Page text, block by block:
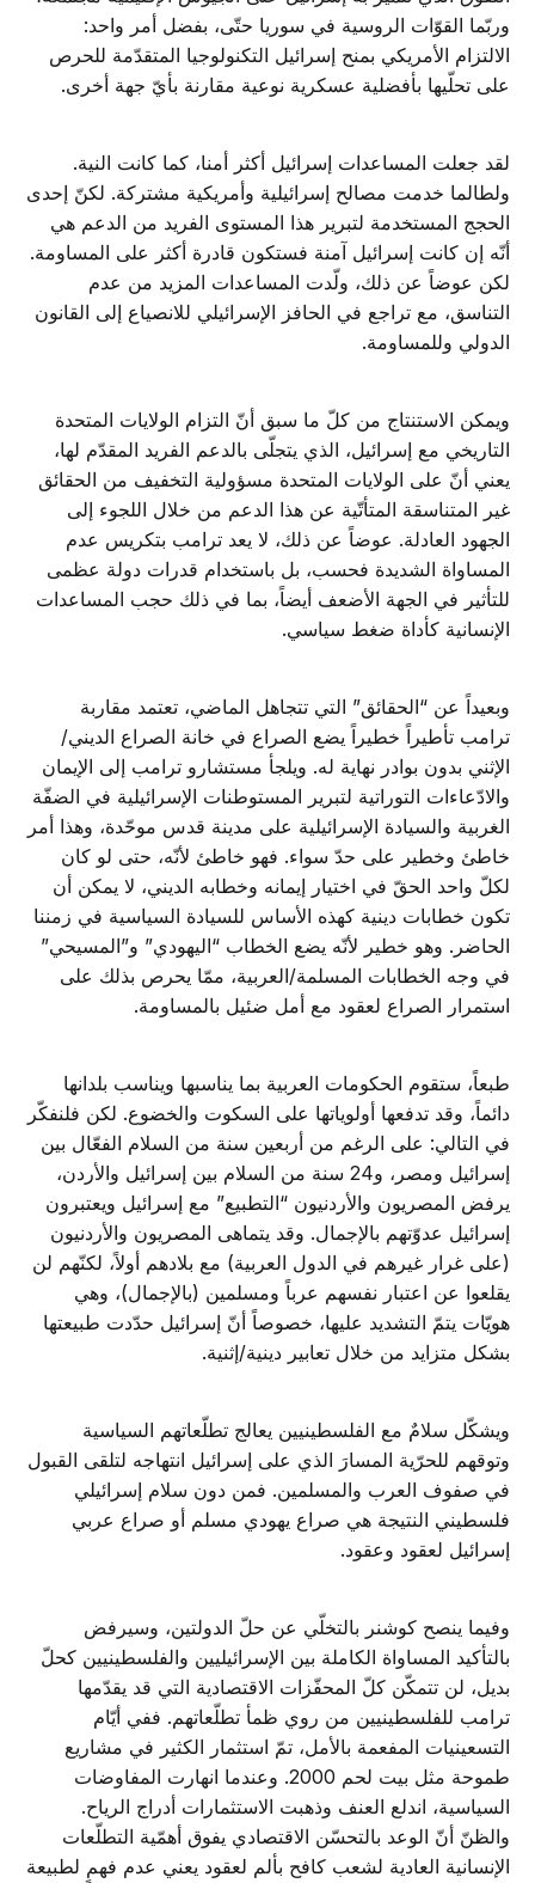
وربّما القوّات الروسية في سوريا حتّى، بفضل أمر واحد:
الالتزام الأمريكي بمنح إسرائيل التكنولوجيا المتقدّمة للحرص
على تحلّيها بأفضلية عسكرية نوعية مقارنة بأيّ جهة أخرى.
لقد جعلت المساعدات إسرائيل أكثر أمنا، كما كانت النية.
ولطالما خدمت مصالح إسرائيلية وأمريكية مشتركة. لكنّ إحدى
الحجج المستخدمة لتبرير هذا المستوى الفريد من الدعم هي
أنّه إن كانت إسرائيل آمنة فستكون قادرة أكثر على المساومة.
لكن عوضاً عن ذلك، ولّدت المساعدات المزيد من عدم
التناسق، مع تراجع في الحافز الإسرائيلي للانصياع إلى القانون
الدولي وللمساومة.
ويمكن الاستنتاج من كلّ ما سبق أنّ التزام الولايات المتحدة
التاريخي مع إسرائيل، الذي يتجلّى بالدعم الفريد المقدّم لها،
يعني أنّ على الولايات المتحدة مسؤولية التخفيف من الحقائق
غير المتناسقة المتأتّية عن هذا الدعم من خلال اللجوء إلى
الجهود العادلة. عوضاً عن ذلك، لا يعد ترامب بتكريس عدم
المساواة الشديدة فحسب، بل باستخدام قدرات دولة عظمى
للتأثير في الجهة الأضعف أيضاً، بما في ذلك حجب المساعدات
الإنسانية كأداة ضغط سياسي.
وبعيداً عن “الحقائق” التي تتجاهل الماضي، تعتمد مقاربة
ترامب تأطيراً خطيراً يضع الصراع في خانة الصراع الديني/
الإثني بدون بوادر نهاية له. ويلجأ مستشارو ترامب إلى الإيمان
والادّعاءات التوراتية لتبرير المستوطنات الإسرائيلية في الضفّة
الغربية والسيادة الإسرائيلية على مدينة قدس موحّدة، وهذا أمر
خاطئ وخطير على حدّ سواء. فهو خاطئ لأنّه، حتى لو كان
لكلّ واحد الحقّ في اختيار إيمانه وخطابه الديني، لا يمكن أن
تكون خطابات دينية كهذه الأساس للسيادة السياسية في زمننا
الحاضر. وهو خطير لأنّه يضع الخطاب “اليهودي” و”المسيحي”
في وجه الخطابات المسلمة/العربية، ممّا يحرص بذلك على
استمرار الصراع لعقود مع أمل ضئيل بالمساومة.
طبعاً، ستقوم الحكومات العربية بما يناسبها ويناسب بلدانها
دائماً، وقد تدفعها أولوياتها على السكوت والخضوع. لكن فلنفكّر
في التالي: على الرغم من أربعين سنة من السلام الفعّال بين
إسرائيل ومصر، و24 سنة من السلام بين إسرائيل والأردن،
يرفض المصريون والأردنيون “التطبيع” مع إسرائيل ويعتبرون
إسرائيل عدوّتهم بالإجمال. وقد يتماهى المصريون والأردنيون
(على غرار غيرهم في الدول العربية) مع بلادهم أولاً، لكنّهم لن
يقلعوا عن اعتبار نفسهم عرباً ومسلمين (بالإجمال)، وهي
هويّات يتمّ التشديد عليها، خصوصاً أنّ إسرائيل حدّدت طبيعتها
بشكل متزايد من خلال تعابير دينية/إثنية.
ويشكّل سلامٌ مع الفلسطينيين يعالج تطلّعاتهم السياسية
وتوقهم للحرّية المسارَ الذي على إسرائيل انتهاجه لتلقى القبول
في صفوف العرب والمسلمين. فمن دون سلام إسرائيلي
فلسطيني النتيجة هي صراع يهودي مسلم أو صراع عربي
إسرائيل لعقود وعقود.
وفيما ينصح كوشنر بالتخلّي عن حلّ الدولتين، وسيرفض
بالتأكيد المساواة الكاملة بين الإسرائيليين والفلسطينيين كحلّ
بديل، لن تتمكّن كلّ المحفّزات الاقتصادية التي قد يقدّمها
ترامب للفلسطينيين من روي ظمأ تطلّعاتهم. ففي أيّام
التسعينيات المفعمة بالأمل، تمّ استثمار الكثير في مشاريع
طموحة مثل بيت لحم 2000. وعندما انهارت المفاوضات
السياسية، اندلع العنف وذهبت الاستثمارات أدراج الرياح.
والظنّ أنّ الوعد بالتحسّن الاقتصادي يفوق أهمّية التطلّعات
الإنسانية العادية لشعب كافح بألم لعقود يعني عدم فهمٍ لطبيعة